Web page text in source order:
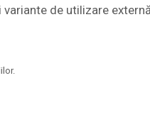
de utilizare